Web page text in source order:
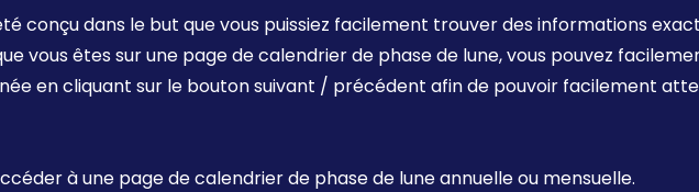
conçu dans le but que vous puissiez facilement trouver des informations
vous êtes sur une page de calendrier de phase de lune, vous pouvez
en cliquant sur le bouton suivant / précédent afin de pouvoir facilement
à une page de calendrier de phase de lune annuelle ou mensuelle.